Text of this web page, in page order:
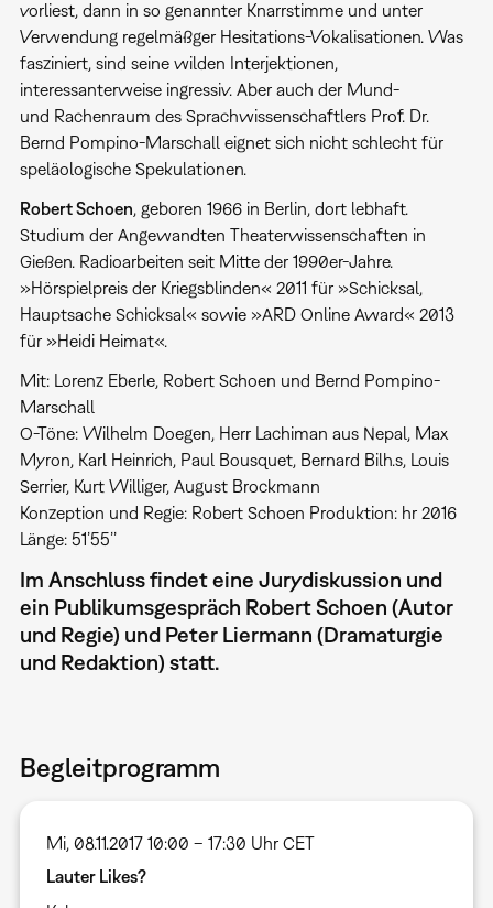
vorliest, dann in so genannter Knarrstimme und unter
Verwendung regelmäßger Hesitations-Vokalisationen. Was
fasziniert, sind seine wilden Interjektionen,
interessanterweise ingressiv. Aber auch der Mund-
und Rachenraum des Sprachwissenschaftlers Prof. Dr.
Bernd Pompino-Marschall eignet sich nicht schlecht für
speläologische Spekulationen.
Robert Schoen, geboren 1966 in Berlin, dort lebhaft.
Studium der Angewandten Theaterwissenschaften in
Gießen. Radioarbeiten seit Mitte der 1990er-Jahre.
»Hörspielpreis der Kriegsblinden« 2011 für »Schicksal,
Hauptsache Schicksal« sowie »ARD Online Award« 2013
für »Heidi Heimat«.
Mit: Lorenz Eberle, Robert Schoen und Bernd Pompino-
Marschall
O-Töne: Wilhelm Doegen, Herr Lachiman aus Nepal, Max
Myron, Karl Heinrich, Paul Bousquet, Bernard Bilh.s, Louis
Serrier, Kurt Williger, August Brockmann
Konzeption und Regie: Robert Schoen Produktion: hr 2016
Länge: 51’55’’
Im Anschluss findet eine Jurydiskussion und
ein Publikumsgespräch Robert Schoen (Autor
und Regie) und Peter Liermann (Dramaturgie
und Redaktion) statt.
Begleitprogramm
Mi, 08.11.2017 10:00 – 17:30 Uhr CET
Lauter Likes?